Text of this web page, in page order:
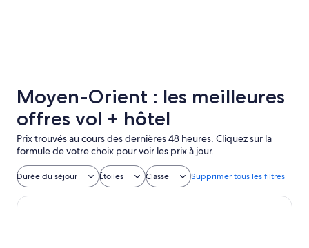
Moyen-Orient : les meilleures
offres vol + hôtel
Prix trouvés au cours des dernières 48 heures. Cliquez sur la
formule de votre choix pour voir les prix à jour.
Durée du séjour Étoiles Classe Supprimer tous les filtres
Hotel The Pera Hill